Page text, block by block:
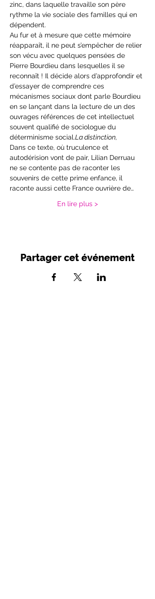
zinc, dans laquelle travaille son père
rythme la vie sociale des familles qui en
dépendent.
Au fur et à mesure que cette mémoire
réapparaît, il ne peut s’empêcher de relier
son vécu avec quelques pensées de
Pierre Bourdieu dans lesquelles il se
reconnaît ! Il décide alors d’approfondir et
d’essayer de comprendre ces
mécanismes sociaux dont parle Bourdieu
en se lançant dans la lecture de un des
ouvrages références de cet intellectuel
souvent qualifié de sociologue du
déterminisme social.La distinction,
Dans ce texte, où truculence et
autodérision vont de pair, Lilian Derruau
ne se contente pas de raconter les
souvenirs de cette prime enfance, il
raconte aussi cette France ouvrière de…
En lire plus >
Partager cet événement